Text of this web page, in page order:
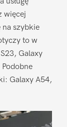
więcej
na szybkie
to w
Galaxy
Galaxy A54,